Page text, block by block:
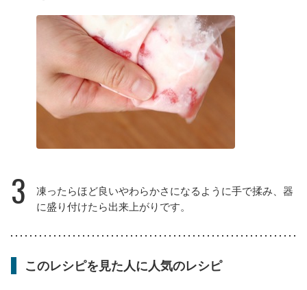
3
凍ったらほど良いやわらかさになるように手で揉み、器
に盛り付けたら出来上がりです。
このレシピを見た人に人気のレシピ